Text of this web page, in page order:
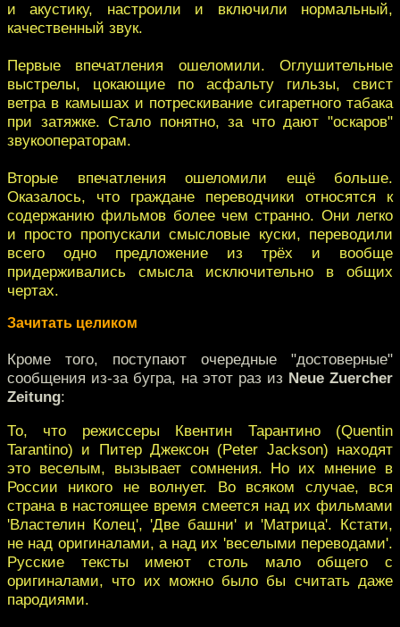
и акустику, настроили и включили нормальный,
качественный звук.
Первые впечатления ошеломили. Оглушительные
выстрелы, цокающие по асфальту гильзы, свист
ветра в камышах и потрескивание сигаретного табака
при затяжке. Стало понятно, за что дают "оскаров"
звукооператорам.
Вторые впечатления ошеломили ещё больше.
Оказалось, что граждане переводчики относятся к
содержанию фильмов более чем странно. Они легко
и просто пропускали смысловые куски, переводили
всего одно предложение из трёх и вообще
придерживались смысла исключительно в общих
чертах.
Зачитать целиком
Кроме того, поступают очередные "достоверные"
сообщения из-за бугра, на этот раз из Neue Zuercher
Zeitung:
То, что режиссеры Квентин Тарантино (Quentin
Tarantino) и Питер Джексон (Peter Jackson) находят
это веселым, вызывает сомнения. Но их мнение в
России никого не волнует. Во всяком случае, вся
страна в настоящее время смеется над их фильмами
'Властелин Колец', 'Две башни' и 'Матрица'. Кстати,
не над оригиналами, а над их 'веселыми переводами'.
Русские тексты имеют столь мало общего с
оригиналами, что их можно было бы считать даже
пародиями.